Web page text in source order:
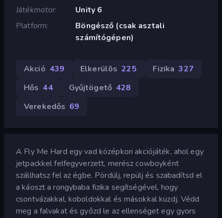
Játékmotor
Unity 6
Platform
Böngésző (csak asztali
számítógépen)
Akció 439 Elkerülõs 225 Fizika 327
Hős 44 Gyűjtögető 428
Verekedős 69
A Fly Me Hard egy vad középkori akciójáték, ahol egy
jetpackkel felfegyverzett, merész cowboyként
szállhatsz fel az égbe. Pördülj, repülj és szabadítsd el
a káoszt a rongybaba fizika segítségével, hogy
csontvázakkal, koboldokkal és másokkal küzdj. Védd
meg a falvakat és győzd le az ellenséget egy gyors